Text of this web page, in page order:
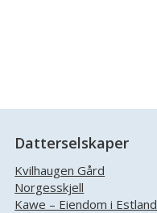
Datterselskaper
Kvilhaugen Gård
Norgesskjell
Kawe – Eiendom i Estland